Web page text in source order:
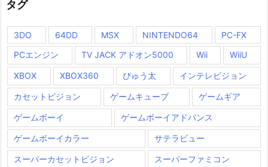
タグ
3DO 64DD MSX NINTENDO64
PC-FX
PCエンジン
TV JACK アドオン5000 Wii WiiU
XBOX XBOX360 ぴゅう太 インテレビジョン
カセットビジョン ゲームキューブ ゲームギア
ゲームボーイ ゲームボーイアドバンス
ゲームボーイカラー サテラビュー
スーパーカセットビジョン スーパーファミコン